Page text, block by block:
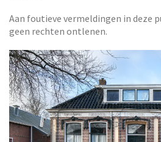
Aan foutieve vermeldingen in deze
geen rechten ontlenen.